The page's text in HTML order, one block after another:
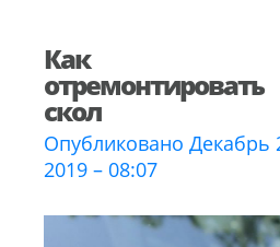
Как
отремонтировать
скол
Опубликовано Декабрь
2019 – 08:07